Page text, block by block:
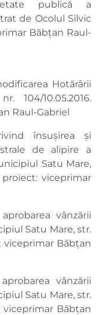
publică a
de Ocolul Silvic
Băbțan Raul-
Hotărârii
104/10.05.2016.
Raul-Gabriel
însușirea și
de alipire a
Satu Mare,
viceprimar
vânzării
Satu Mare, str.
viceprimar Băbțan
vânzării
Satu Mare, str.
Băbțan